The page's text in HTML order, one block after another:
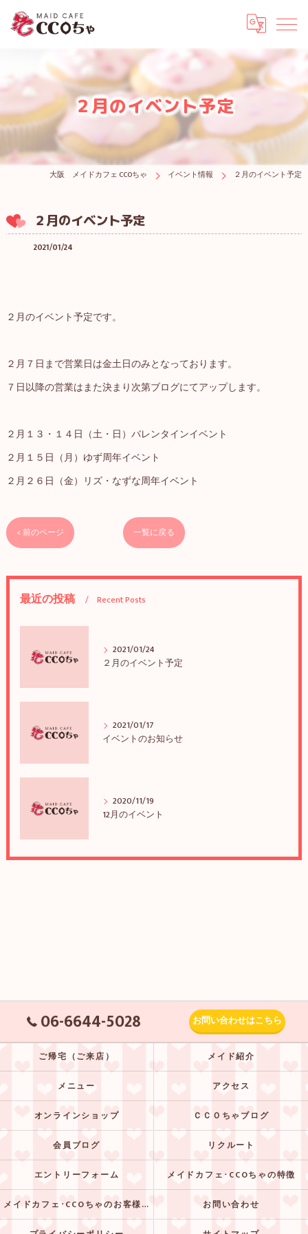
２月のイベント予定
大阪 メイドカフェ CCOちゃ イベント情報 ２月のイベント予定
２月のイベント予定
2021/01/24
２月のイベント予定です。
２月７日まで営業日は金土日のみとなっております。
７日以降の営業はまた決まり次第ブログにてアップします。
２月１３・１４日（土・日）バレンタインイベント
２月１５日（月）ゆず周年イベント
２月２６日（金）リズ・なずな周年イベント
< 前のページ 一覧に戻る
最近の投稿 Recent Posts
2021/01/24
２月のイベント予定
2021/01/17
イベントのお知らせ
2020/11/19
12月のイベント
06-6644-5028 お問い合わせはこちら
ご帰宅（ご来店） メイド紹介
メニュー アクセス
オンラインショップ ＣＣＯちゃブログ
会員ブログ リクルート
エントリーフォーム メイドカフェ･CCOちゃの特徴
メイドカフェ･CCOちゃのお客様の声 お問い合わせ